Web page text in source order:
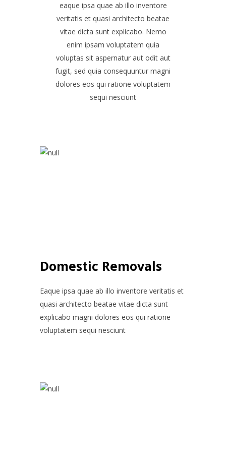
eaque ipsa quae ab illo inventore
veritatis et quasi architecto beatae
vitae dicta sunt explicabo. Nemo
enim ipsam voluptatem quia
voluptas sit aspernatur aut odit aut
fugit, sed quia consequuntur magni
dolores eos qui ratione voluptatem
sequi nesciunt
Domestic Removals
Eaque ipsa quae ab illo inventore veritatis et
quasi architecto beatae vitae dicta sunt
explicabo magni dolores eos qui ratione
voluptatem sequi nesciunt